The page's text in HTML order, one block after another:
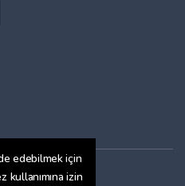
edebilmek için
izin